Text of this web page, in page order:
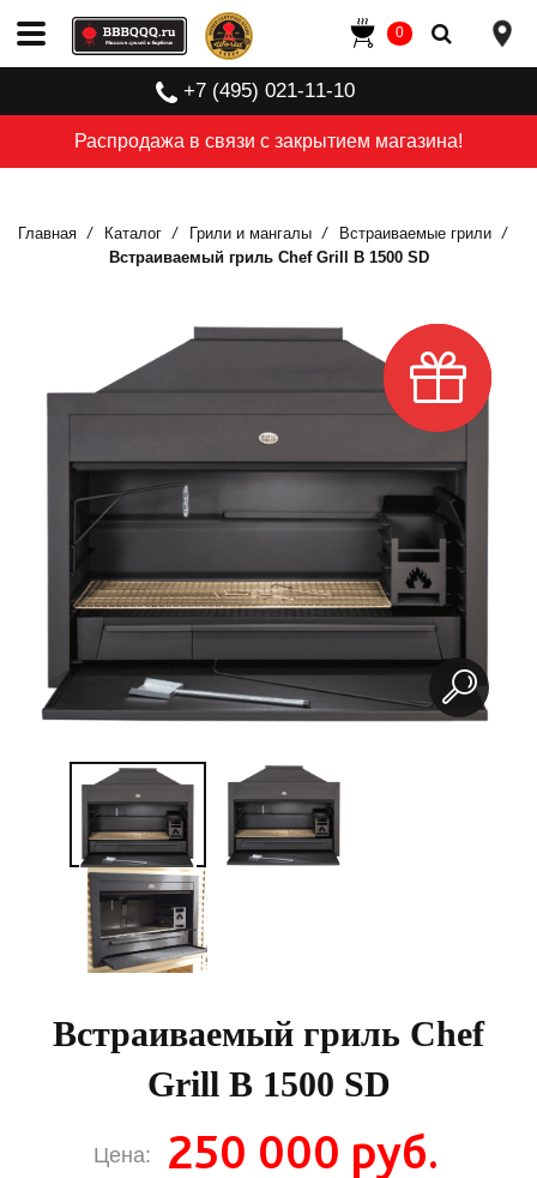
Распродажа в связи с закрытием магазина!
+7 (495) 021-11-10
0
Главная Каталог Грили и мангалы
Встраиваемые грили
Встраиваемый гриль Chef Grill B 1500 SD
Встраиваемый гриль Chef
Grill B 1500 SD
Цена: 250 000 руб.